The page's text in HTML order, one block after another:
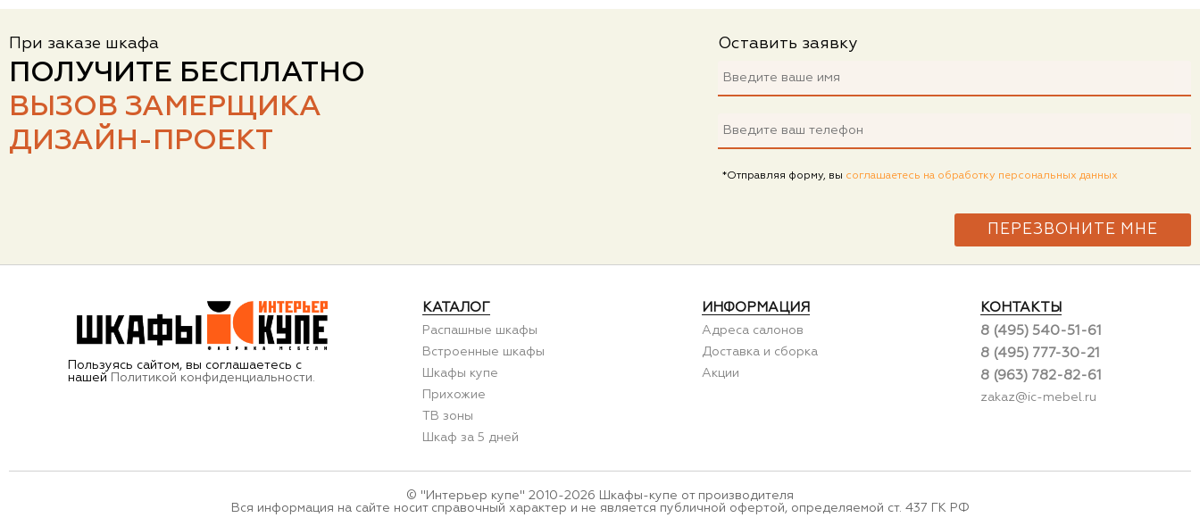
При заказе шкафа
ПОЛУЧИТЕ БЕСПЛАТНО
ВЫЗОВ ЗАМЕРЩИКА
ДИЗАЙН-ПРОЕКТ
Оставить заявку
*Отправляя форму, вы соглашаетесь на обработку персональных данных
Пользуясь сайтом, вы соглашаетесь с
нашей Политикой конфиденциальности.
КАТАЛОГ
Распашные шкафы
Встроенные шкафы
Шкафы купе
Прихожие
ТВ зоны
Шкаф за 5 дней
ИНФОРМАЦИЯ
Адреса салонов
Доставка и сборка
Акции
КОНТАКТЫ
8 (495) 540-51-61
8 (495) 777-30-21
8 (963) 782-82-61
zakaz@ic-mebel.ru
© "Интерьер купе" 2010-2026 Шкафы-купе от производителя
Вся информация на сайте носит справочный характер и не является публичной офертой, определяемой ст. 437 ГК РФ